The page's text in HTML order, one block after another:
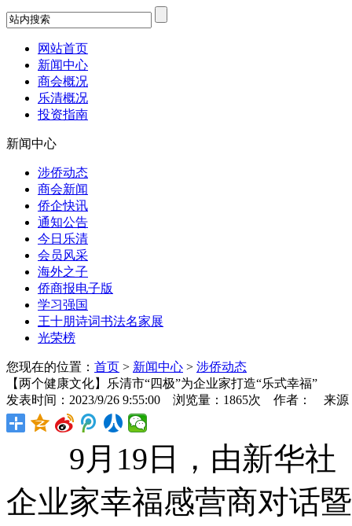
网站首页
新闻中心
商会概况
乐清概况
投资指南
新闻中心
涉侨动态
商会新闻
侨企快讯
通知公告
今日乐清
会员风采
海外之子
侨商报电子版
学习强国
王十朋诗词书法名家展
光荣榜
您现在的位置： 首页 > 新闻中心 > 涉侨动态
【两个健康文化】乐清市“四极”为企业家打造“乐式幸福”
发表时间：2023/9/26 9:55:00 浏览量：1865次 作者： 来源
9月19日，由新华社
企业家幸福感营商对话